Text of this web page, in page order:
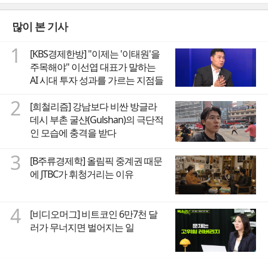
많이 본 기사
1
[KBS경제한방] "이제는 '이태원'을
주목해야" 이선엽 대표가 말하는
AI 시대 투자 성과를 가르는 지점들
2
[희철리즘] 강남보다 비싼 방글라
데시 부촌 굴샨(Gulshan)의 극단적
인 모습에 충격을 받다
3
[B주류경제학] 올림픽 중계권 때문
에 JTBC가 휘청거리는 이유
4
[비디오머그] 비트코인 6만7천 달
러가 무너지면 벌어지는 일